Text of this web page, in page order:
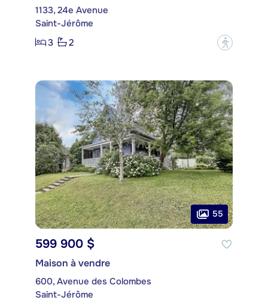
1133, 24e Avenue
Saint-Jérôme
3
2 ?
55
599 900 $
Maison à vendre
600, Avenue des Colombes
Saint-Jérôme